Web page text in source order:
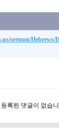
sermon/Hebrews/
등록된 댓글이 없습